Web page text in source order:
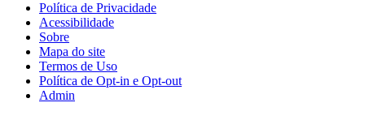
Política de Privacidade
Acessibilidade
Sobre
Mapa do site
Termos de Uso
Política de Opt-in e Opt-out
Admin